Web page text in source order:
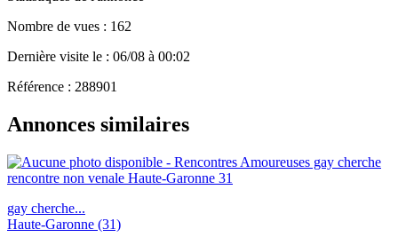
Nombre de vues : 162
Dernière visite le : 06/08 à 00:02
Référence : 288901
Annonces similaires
gay cherche...
Haute-Garonne (31)